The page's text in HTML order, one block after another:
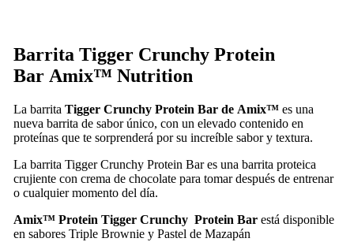
Barrita Tigger Crunchy Protein
Bar Amix™ Nutrition
La barrita Tigger Crunchy Protein Bar de Amix™ es una
nueva barrita de sabor único, con un elevado contenido en
proteínas que te sorprenderá por su increíble sabor y textura.
La barrita Tigger Crunchy Protein Bar es una barrita proteica
crujiente con crema de chocolate para tomar después de entrenar
o cualquier momento del día.
Amix™ Protein Tigger Crunchy Protein Barestá disponible
en saboresTriple Brownie y Pastel de Mazapán